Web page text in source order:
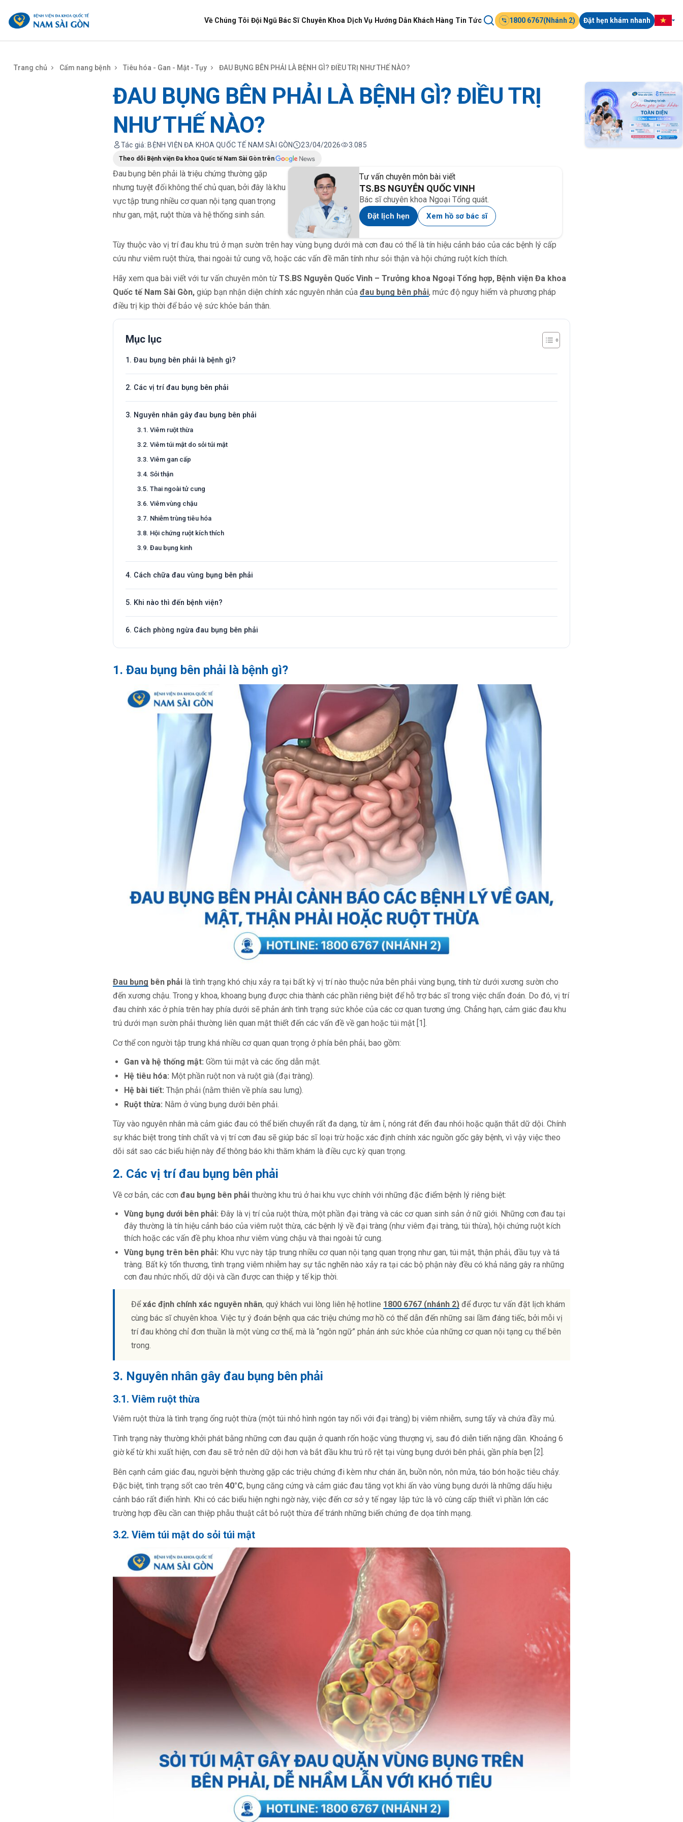
Về Chúng Tôi Đội Ngũ Bác Sĩ Chuyên Khoa Dịch Vụ Hướng Dẫn Khách Hàng Tin Tức 1800 6767(Nhánh 2) Đặt hẹn khám nhanh
Trang chủ Cẩm nang bệnh Tiêu hóa - Gan - Mật - Tụy ĐAU BỤNG BÊN PHẢI LÀ BỆNH GÌ? ĐIỀU TRỊ NHƯ THẾ NÀO?
ĐAU BỤNG BÊN PHẢI LÀ BỆNH GÌ? ĐIỀU TRỊ
NHƯ THẾ NÀO?
Tác giả: BỆNH VIỆN ĐA KHOA QUỐC TẾ NAM SÀI GÒN 23/04/2026 3.085
Theo dõi Bệnh viện Đa khoa Quốc tế Nam Sài Gòn trên
Đau bụng bên phải là triệu chứng thường gặp
nhưng tuyệt đối không thể chủ quan, bởi đây là khu
vực tập trung nhiều cơ quan nội tạng quan trọng
như gan, mật, ruột thừa và hệ thống sinh sản.
Tư vấn chuyên môn bài viết
TS.BS NGUYỄN QUỐC VINH
Bác sĩ chuyên khoa Ngoại Tổng quát.
Đặt lịch hẹn Xem hồ sơ bác sĩ
Tùy thuộc vào vị trí đau khu trú ở mạn sườn trên hay vùng bụng dưới mà cơn đau có thể là tín hiệu cảnh báo của các bệnh lý cấp
cứu như viêm ruột thừa, thai ngoài tử cung vỡ, hoặc các vấn đề mãn tính như sỏi thận và hội chứng ruột kích thích.
Hãy xem qua bài viết với tư vấn chuyên môn từ TS.BS Nguyễn Quốc Vinh – Trưởng khoa Ngoại Tổng hợp, Bệnh viện Đa khoa
Quốc tế Nam Sài Gòn, giúp bạn nhận diện chính xác nguyên nhân của đau bụng bên phải, mức độ nguy hiểm và phương pháp
điều trị kịp thời để bảo vệ sức khỏe bản thân.
Mục lục
1. Đau bụng bên phải là bệnh gì?
2. Các vị trí đau bụng bên phải
3. Nguyên nhân gây đau bụng bên phải
3.1. Viêm ruột thừa
3.2. Viêm túi mật do sỏi túi mật
3.3. Viêm gan cấp
3.4. Sỏi thận
3.5. Thai ngoài tử cung
3.6. Viêm vùng chậu
3.7. Nhiễm trùng tiêu hóa
3.8. Hội chứng ruột kích thích
3.9. Đau bụng kinh
4. Cách chữa đau vùng bụng bên phải
5. Khi nào thì đến bệnh viện?
6. Cách phòng ngừa đau bụng bên phải
1. Đau bụng bên phải là bệnh gì?
Đau bụng bên phải là tình trạng khó chịu xảy ra tại bất kỳ vị trí nào thuộc nửa bên phải vùng bụng, tính từ dưới xương sườn cho
đến xương chậu. Trong y khoa, khoang bụng được chia thành các phần riêng biệt để hỗ trợ bác sĩ trong việc chẩn đoán. Do đó, vị trí
đau chính xác ở phía trên hay phía dưới sẽ phản ánh tình trạng sức khỏe của các cơ quan tương ứng. Chẳng hạn, cảm giác đau khu
trú dưới mạn sườn phải thường liên quan mật thiết đến các vấn đề về gan hoặc túi mật [1].
Cơ thể con người tập trung khá nhiều cơ quan quan trọng ở phía bên phải, bao gồm:
Gan và hệ thống mật: Gồm túi mật và các ống dẫn mật.
Hệ tiêu hóa: Một phần ruột non và ruột già (đại tràng).
Hệ bài tiết: Thận phải (nằm thiên về phía sau lưng).
Ruột thừa: Nằm ở vùng bụng dưới bên phải.
Tùy vào nguyên nhân mà cảm giác đau có thể biến chuyển rất đa dạng, từ âm ỉ, nóng rát đến đau nhói hoặc quặn thắt dữ dội. Chính
sự khác biệt trong tính chất và vị trí cơn đau sẽ giúp bác sĩ loại trừ hoặc xác định chính xác nguồn gốc gây bệnh, vì vậy việc theo
dõi sát sao các biểu hiện này để thông báo khi thăm khám là điều cực kỳ quan trọng.
2. Các vị trí đau bụng bên phải
Về cơ bản, các cơn đau bụng bên phải thường khu trú ở hai khu vực chính với những đặc điểm bệnh lý riêng biệt:
Vùng bụng dưới bên phải: Đây là vị trí của ruột thừa, một phần đại tràng và các cơ quan sinh sản ở nữ giới. Những cơn đau tại
đây thường là tín hiệu cảnh báo của viêm ruột thừa, các bệnh lý về đại tràng (như viêm đại tràng, túi thừa), hội chứng ruột kích
thích hoặc các vấn đề phụ khoa như viêm vùng chậu và thai ngoài tử cung.
Vùng bụng trên bên phải: Khu vực này tập trung nhiều cơ quan nội tạng quan trọng như gan, túi mật, thận phải, đầu tụy và tá
tràng. Bất kỳ tổn thương, tình trạng viêm nhiễm hay sự tắc nghẽn nào xảy ra tại các bộ phận này đều có khả năng gây ra những
cơn đau nhức nhối, dữ dội và cần được can thiệp y tế kịp thời.
Đểxác định chính xác nguyên nhân, quý khách vui lòng liên hệ hotline 1800 6767 (nhánh 2) để được tư vấn đặt lịch khám
cùng bác sĩ chuyên khoa. Việc tự ý đoán bệnh qua các triệu chứng mơ hồ có thể dẫn đến những sai lầm đáng tiếc, bởi mỗi vị
trí đau không chỉ đơn thuần là một vùng cơ thể, mà là “ngôn ngữ” phản ánh sức khỏe của những cơ quan nội tạng cụ thể bên
trong.
3. Nguyên nhân gây đau bụng bên phải
3.1. Viêm ruột thừa
Viêm ruột thừa là tình trạng ống ruột thừa (một túi nhỏ hình ngón tay nối với đại tràng) bị viêm nhiễm, sưng tấy và chứa đầy mủ.
Tình trạng này thường khởi phát bằng những cơn đau quặn ở quanh rốn hoặc vùng thượng vị, sau đó diễn tiến nặng dần. Khoảng 6
giờ kể từ khi xuất hiện, cơn đau sẽ trở nên dữ dội hơn và bắt đầu khu trú rõ rệt tại vùng bụng dưới bên phải, gần phía bẹn [2].
Bên cạnh cảm giác đau, người bệnh thường gặp các triệu chứng đi kèm như chán ăn, buồn nôn, nôn mửa, táo bón hoặc tiêu chảy.
Đặc biệt, tình trạng sốt cao trên 40°C, bụng căng cứng và cảm giác đau tăng vọt khi ấn vào vùng bụng dưới là những dấu hiệu
cảnh báo rất điển hình. Khi có các biểu hiện nghi ngờ này, việc đến cơ sở y tế ngay lập tức là vô cùng cấp thiết vì phần lớn các
trường hợp đều cần can thiệp phẫu thuật cắt bỏ ruột thừa để tránh những biến chứng đe dọa tính mạng.
3.2. Viêm túi mật do sỏi túi mật